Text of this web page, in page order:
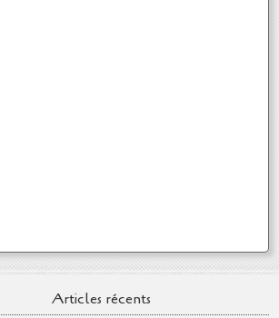
Articles récents